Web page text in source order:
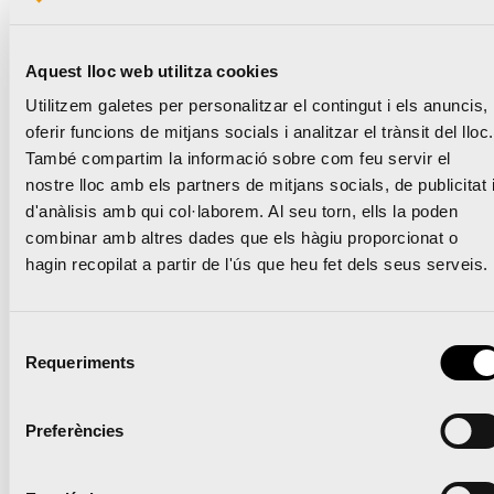
Aquest lloc web utilitza cookies
Utilitzem galetes per personalitzar el contingut i els anuncis,
oferir funcions de mitjans socials i analitzar el trànsit del lloc.
També compartim la informació sobre com feu servir el
nostre lloc amb els partners de mitjans socials, de publicitat i
d'anàlisis amb qui col·laborem. Al seu torn, ells la poden
combinar amb altres dades que els hàgiu proporcionat o
hagin recopilat a partir de l'ús que heu fet dels seus serveis.
Requeriments
Preferències
Córrer a València, més fàcil que mai
“Al Maratón con Serrano” obri els seus grups
d’entrenament per a la Marató València amb la
Notícies relacionades